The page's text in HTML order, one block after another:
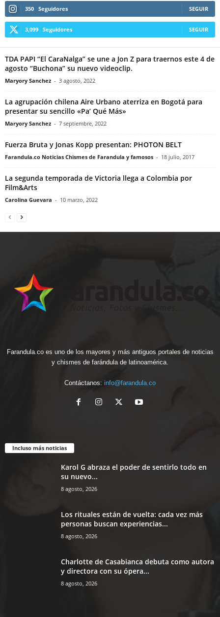
350 Seguidores SEGUIR
3,099 Seguidores SEGUIR
TDA PAPI “El CaraNalga” se une a Jon Z para traernos este 4 de
agosto “Buchona” su nuevo videoclip.
Maryory Sanchez - 3 agosto, 2022
La agrupación chilena Aire Urbano aterriza en Bogotá para
presentar su sencillo «Pa’ Qué Más»
Maryory Sanchez - 7 septiembre, 2022
Fuerza Bruta y Jonas Kopp presentan: PHOTON BELT
Farandula.co Noticias Chismes de Farandula y famosos - 18 julio, 2017
La segunda temporada de Victoria llega a Colombia por
Film&Arts
Carolina Guevara - 10 marzo, 2022
Farandula.co es uno de los mayores y más antiguos portales de noticias
y chismes de farándula de latinoamérica.
Contáctanos: info@farandula.co
Incluso más noticias
Karol G abraza el poder de sentirlo todo en
su nuevo...
8 agosto, 2026
Los rituales están de vuelta: cada vez más
personas buscan experiencias...
8 agosto, 2026
Charlotte de Casabianca debuta como autora
y directora con su ópera...
8 agosto, 2026